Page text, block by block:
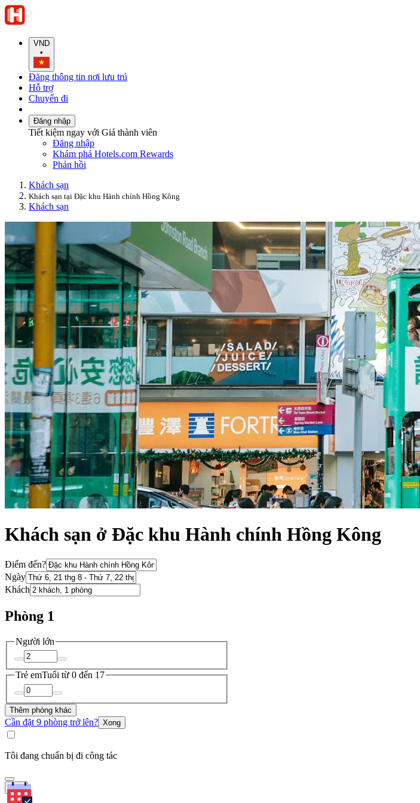
VND
•
Đăng thông tin nơi lưu trú
Hỗ trợ
Chuyến đi
Đăng nhập
Tiết kiệm ngay với Giá thành viên
Đăng nhập
Khám phá Hotels.com Rewards
Phản hồi
Khách sạn
Khách sạn tại Đặc khu Hành chính Hồng Kông
Khách sạn
Khách sạn ở Đặc khu Hành chính Hồng Kông
Điểm đến?
Ngày
Khách
Phòng 1
Người lớn
Trẻ emTuổi từ 0 đến 17
Thêm phòng khác
Cần đặt 9 phòng trở lên? Xong
Tôi đang chuẩn bị đi công tác
Tìm